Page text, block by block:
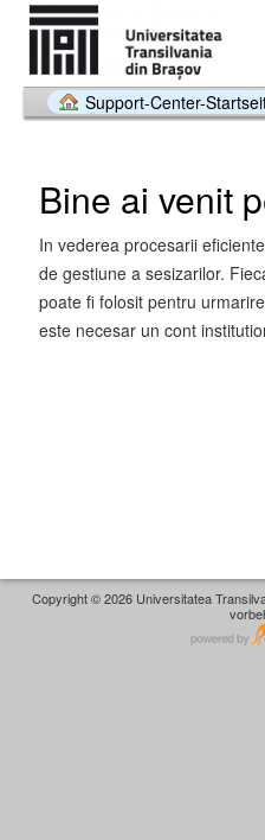
Support-Center-
Bine ai venit
In vederea procesarii
de gestiune a sesizarilor.
poate fi folosit pentru
este necesar un cont
Copyright © 2026 Universitatea